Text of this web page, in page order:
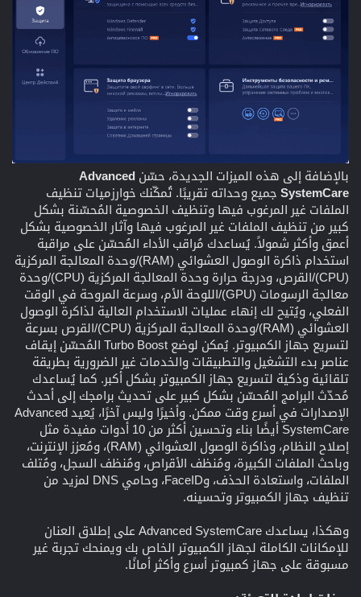
بالإضافة إلى هذه الميزات الجديدة، حسّن Advanced
SystemCare جميع وحداته تقريبًا. تُمكّنك خوارزميات تنظيف
الملفات غير المرغوب فيها وتنظيف الخصوصية المُحسّنة بشكل
كبير من تنظيف الملفات غير المرغوب فيها وآثار الخصوصية بشكل
أعمق وأكثر شمولاً. يُساعدك مُراقب الأداء المُحسّن على مراقبة
استخدام ذاكرة الوصول العشوائي (RAM)/وحدة المعالجة المركزية
(CPU)/القرص، ودرجة حرارة وحدة المعالجة المركزية (CPU)/وحدة
معالجة الرسومات (GPU)/اللوحة الأم، وسرعة المروحة في الوقت
الفعلي، ويُتيح لك إنهاء عمليات الاستخدام العالية لذاكرة الوصول
العشوائي (RAM)/وحدة المعالجة المركزية (CPU)/القرص بسرعة
لتسريع جهاز الكمبيوتر. يُمكن لوضع Turbo Boost المُحسّن إيقاف
عناصر بدء التشغيل والتطبيقات والخدمات غير الضرورية بطريقة
تلقائية وذكية لتسريع جهاز الكمبيوتر بشكل أكبر. كما يُساعدك
مُحدّث البرامج المُحسّن بشكل كبير على تحديث برامجك إلى أحدث
الإصدارات في أسرع وقت ممكن. وأخيرًا وليس آخرًا، يُعيد Advanced
SystemCare أيضًا بناء وتحسين أكثر من 10 أدوات مفيدة مثل
إصلاح النظام، وذاكرة الوصول العشوائي (RAM)، ومُعزز الإنترنت،
وباحث الملفات الكبيرة، ومُنظف الأقراص، ومُنظف السجل، ومُتلف
الملفات، واستعادة الحذف، وFaceID، وحامي DNS لمزيد من
تنظيف جهاز الكمبيوتر وتحسينه.
وهكذا، يساعدك Advanced SystemCare على إطلاق العنان
للإمكانات الكاملة لجهاز الكمبيوتر الخاص بك ويمنحك تجربة غير
مسبوقة على جهاز كمبيوتر أسرع وأكثر أمانًا.